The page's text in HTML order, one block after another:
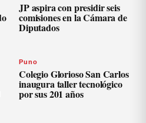
JP aspira con presidir seis
comisiones en la Cámara de
Diputados
Puno
Colegio Glorioso San Carlos
inaugura taller tecnológico
por sus 201 años